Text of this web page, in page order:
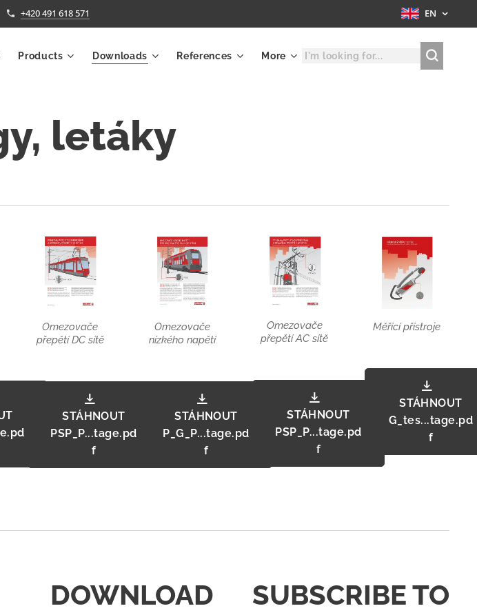
+420 491 618 571 EN
Products Downloads References More
letáky
Omezovače
přepětí DC sítě
STÁHNOUT
PSP_P...tage.pd
f
Omezovače
nízkého napětí
STÁHNOUT
P_G_P...tage.pd
f
Omezovače
přepětí AC sítě
STÁHNOUT
PSP_P...tage.pd
f
Měřící přístroje
STÁHNOUT
G_tes...tage.pd
f
DOWNLOAD
SUBSCRIBE TO